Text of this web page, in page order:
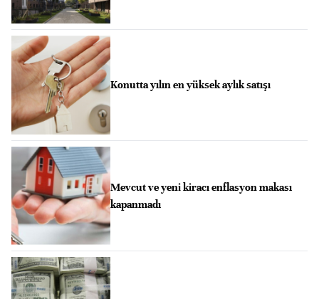
Konutta yılın en yüksek aylık satışı
Mevcut ve yeni kiracı enflasyon makası
kapanmadı